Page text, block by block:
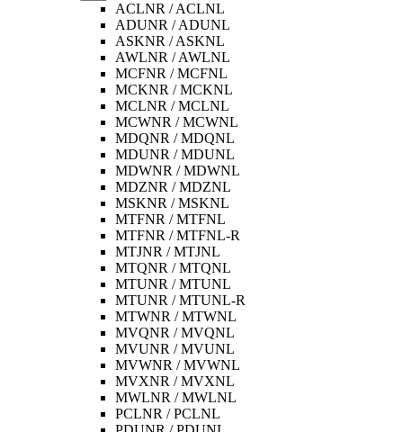
ACLNR / ACLNL
ADUNR / ADUNL
ASKNR / ASKNL
AWLNR / AWLNL
MCFNR / MCFNL
MCKNR / MCKNL
MCLNR / MCLNL
MCWNR / MCWNL
MDQNR / MDQNL
MDUNR / MDUNL
MDWNR / MDWNL
MDZNR / MDZNL
MSKNR / MSKNL
MTFNR / MTFNL
MTFNR / MTFNL-R
MTJNR / MTJNL
MTQNR / MTQNL
MTUNR / MTUNL
MTUNR / MTUNL-R
MTWNR / MTWNL
MVQNR / MVQNL
MVUNR / MVUNL
MVWNR / MVWNL
MVXNR / MVXNL
MWLNR / MWLNL
PCLNR / PCLNL